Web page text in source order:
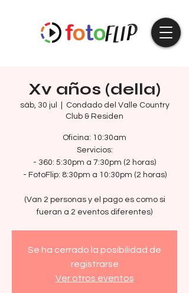
Xv años (della)
sáb, 30 jul
Condado del Valle Country
Club & Residen
Oficina: 10:30am
Servicios:
- 360: 5:30pm a 7:30pm (2 horas)
- FotoFlip: 8:30pm a 10:30pm (2 horas)
(Van 2 personas y el pago es como si
fueran a 2 eventos diferentes)
Se ha cerrado la posibilidad de
registrarse
Ver otros eventos